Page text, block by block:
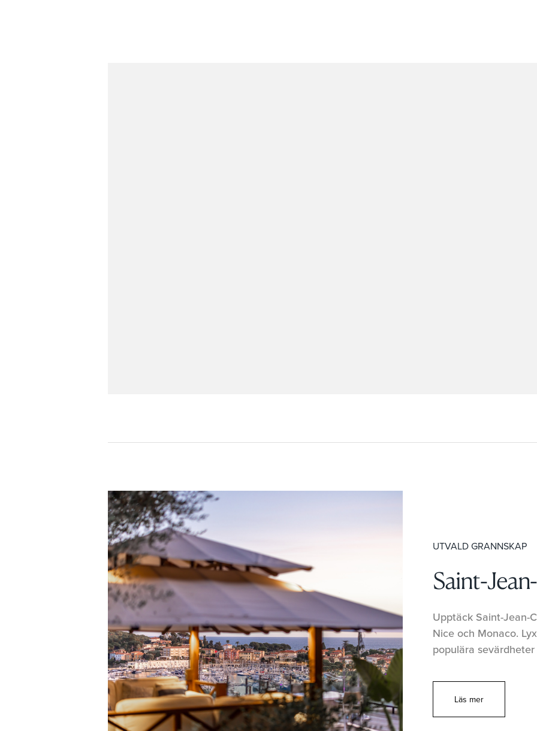
UTVALD GRANNSKAP
Saint-
Upptäck Saint-Jean-
Nice och Monaco.
populära
Läs mer